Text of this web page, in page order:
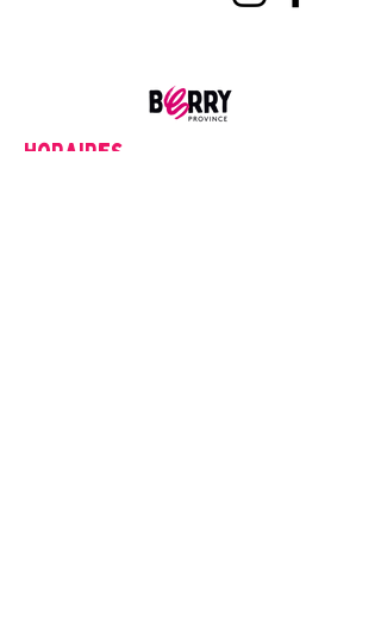
Horaires